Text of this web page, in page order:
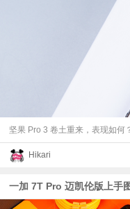
坚果 Pro 3 卷土重来，表现如何
Hikari
一加 7T Pro 迈凯伦版上手